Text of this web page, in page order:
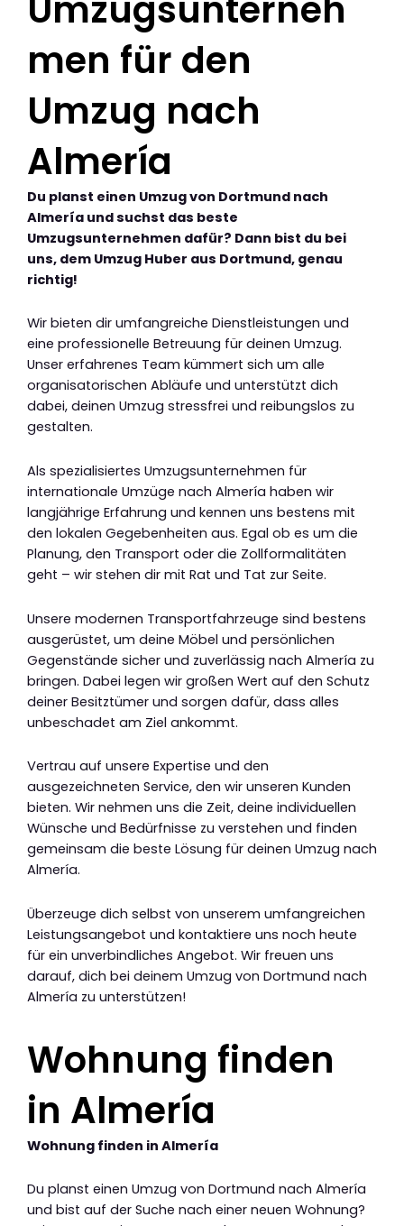
men für den
Umzug nach
Almería
Du planst einen Umzug von Dortmund nach
Almería und suchst das beste
Umzugsunternehmen dafür? Dann bist du bei
uns, dem Umzug Huber aus Dortmund, genau
richtig!
Wir bieten dir umfangreiche Dienstleistungen und
eine professionelle Betreuung für deinen Umzug.
Unser erfahrenes Team kümmert sich um alle
organisatorischen Abläufe und unterstützt dich
dabei, deinen Umzug stressfrei und reibungslos zu
gestalten.
Als spezialisiertes Umzugsunternehmen für
internationale Umzüge nach Almería haben wir
langjährige Erfahrung und kennen uns bestens mit
den lokalen Gegebenheiten aus. Egal ob es um die
Planung, den Transport oder die Zollformalitäten
geht – wir stehen dir mit Rat und Tat zur Seite.
Unsere modernen Transportfahrzeuge sind bestens
ausgerüstet, um deine Möbel und persönlichen
Gegenstände sicher und zuverlässig nach Almería zu
bringen. Dabei legen wir großen Wert auf den Schutz
deiner Besitztümer und sorgen dafür, dass alles
unbeschadet am Ziel ankommt.
Vertrau auf unsere Expertise und den
ausgezeichneten Service, den wir unseren Kunden
bieten. Wir nehmen uns die Zeit, deine individuellen
Wünsche und Bedürfnisse zu verstehen und finden
gemeinsam die beste Lösung für deinen Umzug nach
Almería.
Überzeuge dich selbst von unserem umfangreichen
Leistungsangebot und kontaktiere uns noch heute
für ein unverbindliches Angebot. Wir freuen uns
darauf, dich bei deinem Umzug von Dortmund nach
Almería zu unterstützen!
Wohnung finden
in Almería
Wohnung finden in Almería
Du planst einen Umzug von Dortmund nach Almería
und bist auf der Suche nach einer neuen Wohnung?